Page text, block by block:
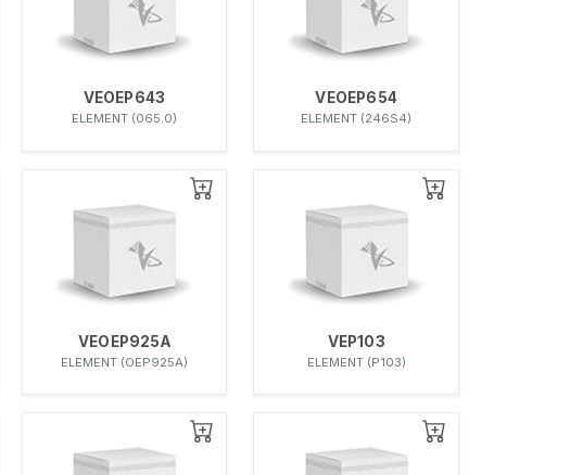
VEOEP643
ELEMENT (065.0)
VEOEP654
ELEMENT (246S4)
VEOEP925A
ELEMENT (OEP925A)
VEP103
ELEMENT (P103)